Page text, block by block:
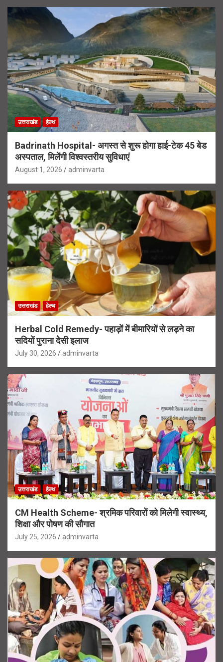
उत्तराखंड हेल्थ
Badrinath Hospital- अगस्त से शुरू होगा हाई-टेक 45 बेड
अस्पताल, मिलेंगी विश्वस्तरीय सुविधाएं
August 1, 2026 adminvarta
उत्तराखंड हेल्थ
Herbal Cold Remedy- पहाड़ों में बीमारियों से लड़ने का
सदियों पुराना देसी इलाज
July 30, 2026 adminvarta
उत्तराखंड हेल्थ
CM Health Scheme- श्रमिक परिवारों को मिलेगी स्वास्थ्य,
शिक्षा और पोषण की सौगात
July 25, 2026 adminvarta